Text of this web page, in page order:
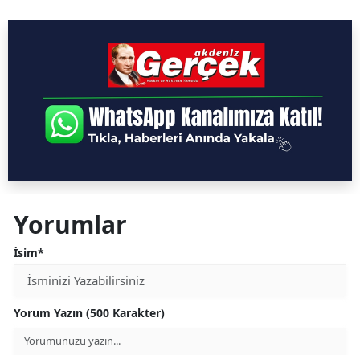
Yorumlar
İsim*
Yorum Yazın (500 Karakter)